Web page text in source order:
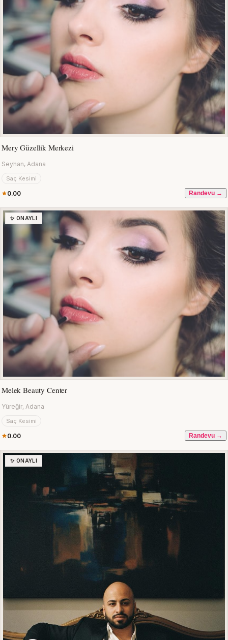
Mery Güzellik Merkezi
Seyhan, Adana
Saç Kesimi
0.00 Randevu →
✨ ONAYLI
Melek Beauty Center
Yüreğir, Adana
Saç Kesimi
0.00 Randevu →
✨ ONAYLI